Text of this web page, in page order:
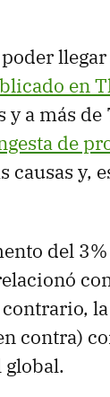
en
a más
de
y,
del
contra)